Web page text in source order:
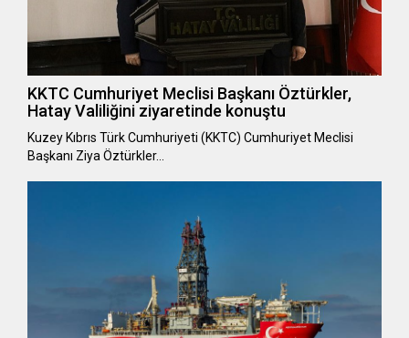
KKTC Cumhuriyet Meclisi Başkanı Öztürkler,
Hatay Valiliğini ziyaretinde konuştu
Kuzey Kıbrıs Türk Cumhuriyeti (KKTC) Cumhuriyet Meclisi
Başkanı Ziya Öztürkler…